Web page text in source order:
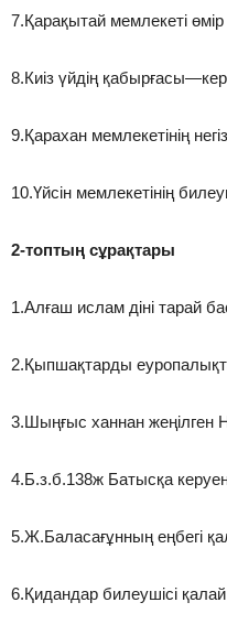
7.Қарақытай мемлекеті
8.Киіз үйдің
9.Қарахан мемлекетінің
10.Үйсін мемлекетінің
2-топтың сұрақтары
1.Алғаш ислам діні тарай
2.Қыпшақтарды
3.Шыңғыс ханнан
4.Б.з.б.138ж Батысқа
5.Ж.Баласағұнның еңбегі
6.Қидандар билеушісі